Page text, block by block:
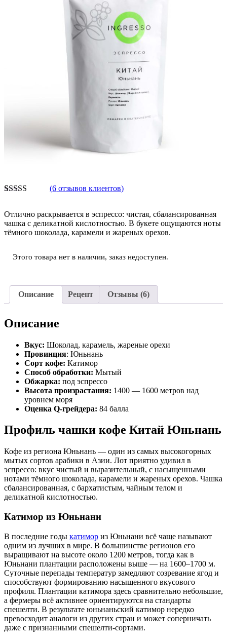
основе
опроса
пользователей
(6 отзывов клиентов)
Отлично раскрывается в эспрессо: чистая, сбалансированная
чашка с деликатной кислотностью. В букете ощущаются ноты
тёмного шоколада, карамели и жареных орехов.
Этого товара нет в наличии, заказ недоступен.
Описание Рецепт Отзывы (6)
Описание
Вкус: Шоколад, карамель, жареные орехи
Провинция: Юньнань
Сорт кофе: Катимор
Способ обработки: Мытый
Обжарка: под эспрессо
Высота произрастания: 1400 — 1600 метров над
уровнем моря
Оценка Q-грейдера: 84 балла
Профиль чашки кофе Китай Юньнань
Кофе из региона Юньнань — один из самых высокогорных
мытых сортов арабики в Азии. Лот приятно удивил в
эспрессо: вкус чистый и выразительный, с насыщенными
нотами тёмного шоколада, карамели и жареных орехов. Чашка
сбалансированная, с бархатистым, чайным телом и
деликатной кислотностью.
Катимор из Юньнани
В последние годы катимор из Юньнани всё чаще называют
одним из лучших в мире. В большинстве регионов его
выращивают на высоте около 1200 метров, тогда как в
Юньнани плантации расположены выше — на 1600–1700 м.
Суточные перепады температур замедляют созревание ягод и
способствуют формированию насыщенного вкусового
профиля. Плантации катимора здесь сравнительно небольшие,
а фермеры всё активнее ориентируются на стандарты
спешелти. В результате юньнаньский катимор нередко
превосходит аналоги из других стран и может соперничать
даже с признанными спешелти-сортами.